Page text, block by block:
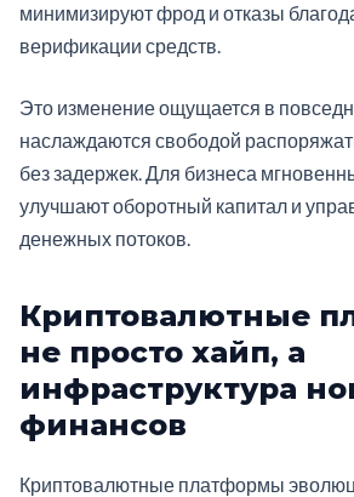
минимизируют фрод и отказы
верификации средств.
Это изменение ощущается в
наслаждаются свободой
без задержек. Для бизнеса
улучшают оборотный капитал и
денежных потоков.
Криптовалютные
не просто хайп, а
инфраструктура
финансов
Криптовалютные платформы